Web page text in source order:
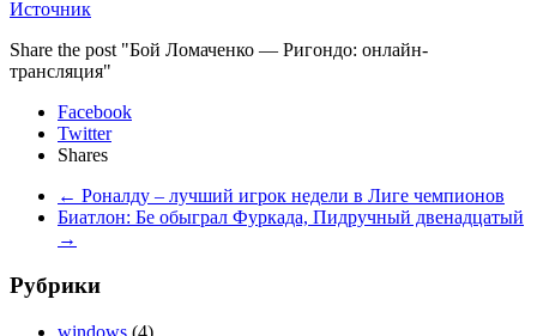
Источник
Share the post "Бой Ломаченко — Ригондо: онлайн-
трансляция"
Facebook
Twitter
Shares
← Роналду – лучший игрок недели в Лиге чемпионов
Биатлон: Бе обыграл Фуркада, Пидручный двенадцатый
→
Рубрики
windows (4)